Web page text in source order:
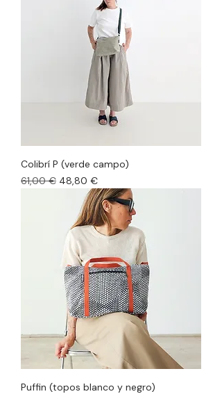
Colibrí P (verde campo)
Precio
61,00 € Precio de oferta
48,80 €
Puffin (topos blanco y negro)